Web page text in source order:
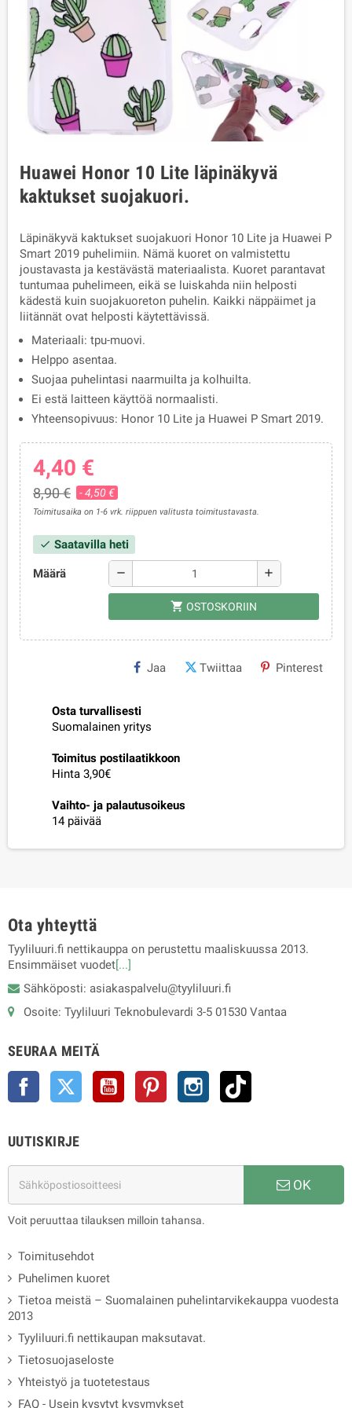
Huawei Honor 10 Lite läpinäkyvä
kaktukset suojakuori.
Läpinäkyvä kaktukset suojakuori Honor 10 Lite ja Huawei P
Smart 2019 puhelimiin. Nämä kuoret on valmistettu
joustavasta ja kestävästä materiaalista. Kuoret parantavat
tuntumaa puhelimeen, eikä se luiskahda niin helposti
kädestä kuin suojakuoreton puhelin. Kaikki näppäimet ja
liitännät ovat helposti käytettävissä.
Materiaali: tpu-muovi.
Helppo asentaa.
Suojaa puhelintasi naarmuilta ja kolhuilta.
Ei estä laitteen käyttöä normaalisti.
Yhteensopivuus: Honor 10 Lite ja Huawei P Smart 2019.
4,40 €
8,90 € - 4,50 €
Toimitusaika on 1-6 vrk. riippuen valitusta toimitustavasta.
check Saatavilla heti
Määrä remove add
shopping_cart OSTOSKORIIN
Jaa Twiittaa Pinterest
Osta turvallisesti
Suomalainen yritys
Toimitus postilaatikkoon
Hinta 3,90€
Vaihto- ja palautusoikeus
14 päivää
Ota yhteyttä
Tyyliluuri.fi nettikauppa on perustettu maaliskuussa 2013.
Ensimmäiset vuodet[...]
Sähköposti: asiakaspalvelu@tyyliluuri.fi
Osoite: Tyyliluuri Teknobulevardi 3-5 01530 Vantaa
SEURAA MEITÄ
Facebook Twitter YouTube Pinterest Instagram
UUTISKIRJE
OK
Voit peruuttaa tilauksen milloin tahansa.
Toimitusehdot
Puhelimen kuoret
Tietoa meistä – Suomalainen puhelintarvikekauppa vuodesta
2013
Tyyliluuri.fi nettikaupan maksutavat.
Tietosuojaseloste
Yhteistyö ja tuotetestaus
FAQ - Usein kysytyt kysymykset